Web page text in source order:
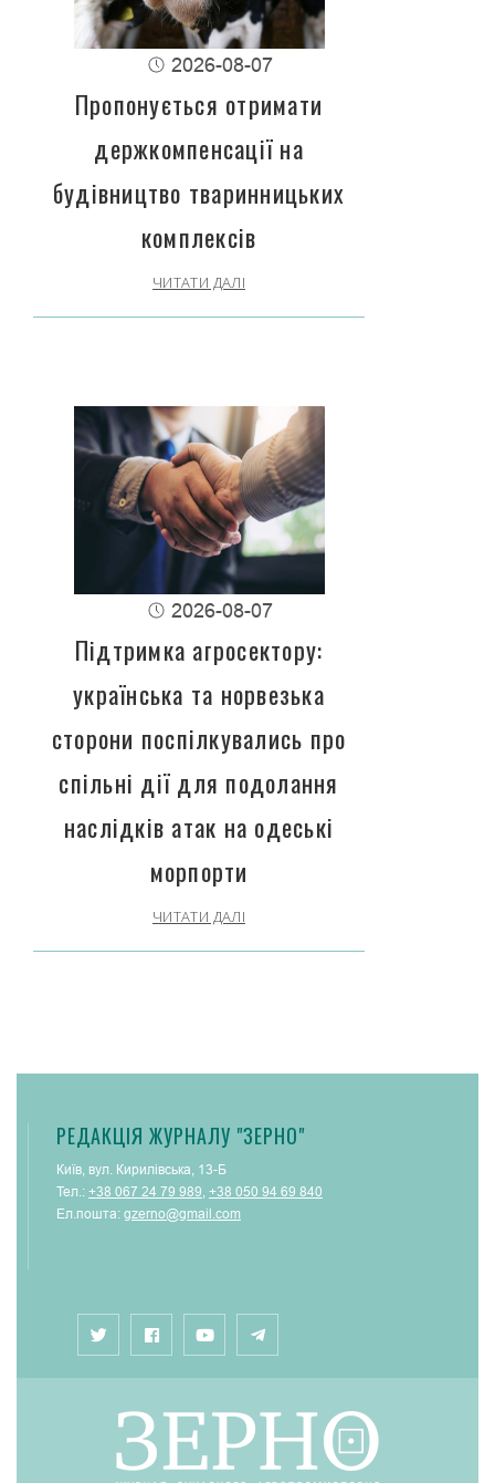
2026-08-07
Пропонується отримати
держкомпенсації на
будівництво тваринницьких
комплексів
ЧИТАТИ ДАЛІ
2026-08-07
Підтримка агросектору:
українська та норвезька
сторони поспілкувались про
спільні дії для подолання
наслідків атак на одеські
морпорти
ЧИТАТИ ДАЛІ
РЕДАКЦІЯ ЖУРНАЛУ "ЗЕРНО"
Київ, вул. Кирилівська, 13-Б
Тел.: +38 067 24 79 989 +38 050 94 69 840
Ел.пошта: gzerno@gmail.com